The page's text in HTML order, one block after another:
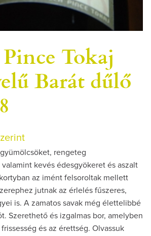
Tokaj
Barát dűlő
rengeteg
valamint kevés édesgyökeret és aszalt
az imént felsoroltak mellett
jutnak az érlelés fűszeres,
is. A zamatos savak még élettelibbé
Szerethető és izgalmas bor, amelyben
és az érettség. Olvassuk